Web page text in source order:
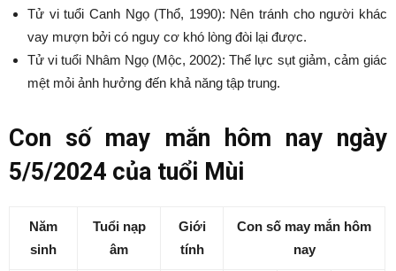
Tử vi tuổi Canh Ngọ (Thổ, 1990): Nên tránh cho người khác
vay mượn bởi có nguy cơ khó lòng đòi lại được.
Tử vi tuổi Nhâm Ngọ (Mộc, 2002): Thể lực sụt giảm, cảm giác
mệt mỏi ảnh hưởng đến khả năng tập trung.
Con số may mắn hôm nay ngày
5/5/2024 của tuổi Mùi
Năm
sinh
Tuổi nạp
âm
Giới
tính
Con số may mắn hôm
nay